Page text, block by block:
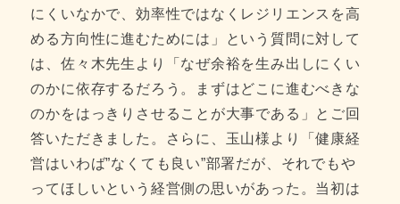
にくいなかで、効率性ではなくレジリエンスを高
める方向性に進むためには」という質問に対して
は、佐々木先生より「なぜ余裕を生み出しにくい
のかに依存するだろう。まずはどこに進むべきな
のかをはっきりさせることが大事である」とご回
答いただきました。さらに、玉山様より「健康経
営はいわば”なくても良い”部署だが、それでもや
ってほしいという経営側の思いがあった。当初は